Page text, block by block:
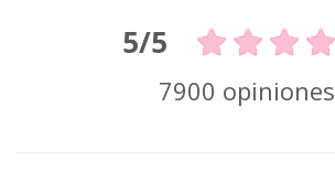
5/5
7900 opiniones